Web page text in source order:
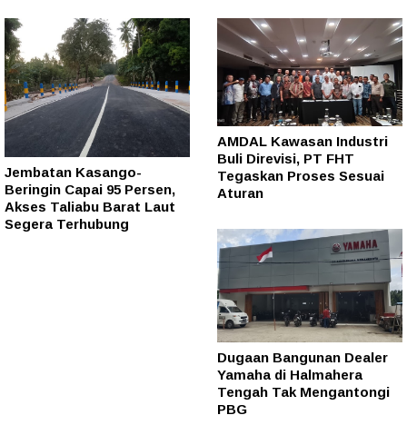
Jembatan Kasango-
Beringin Capai 95 Persen,
Akses Taliabu Barat Laut
Segera Terhubung
AMDAL Kawasan Industri
Buli Direvisi, PT FHT
Tegaskan Proses Sesuai
Aturan
Dugaan Bangunan Dealer
Yamaha di Halmahera
Tengah Tak Mengantongi
PBG